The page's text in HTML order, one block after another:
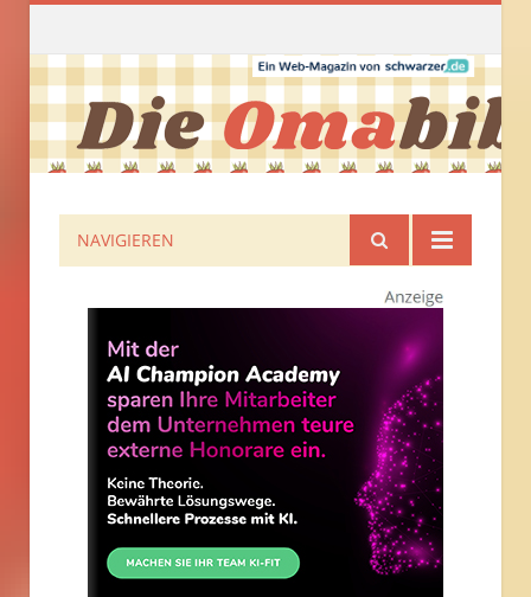
NAVIGIEREN